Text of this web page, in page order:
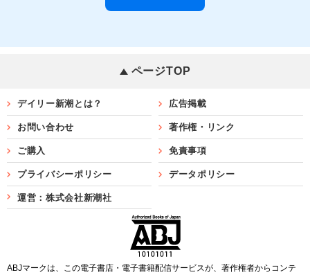
ページTOP
デイリー新潮とは？ 広告掲載
お問い合わせ 著作権・リンク
ご購入 免責事項
プライバシーポリシー データポリシー
運営：株式会社新潮社
ABJマークは、この電子書店・電子書籍配信サービスが、著作権者からコンテ